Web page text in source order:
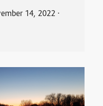
14, 2022 ⋅